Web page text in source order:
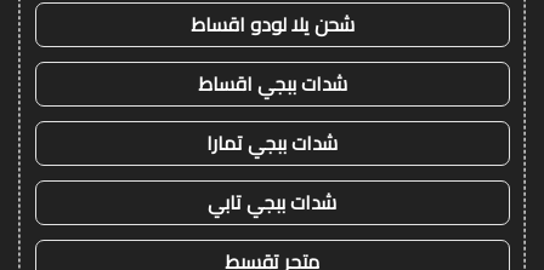
شحن يلا لودو اقساط
شدات ببجي اقساط
شدات ببجي تمارا
شدات ببجي تابي
متجر تقسيط